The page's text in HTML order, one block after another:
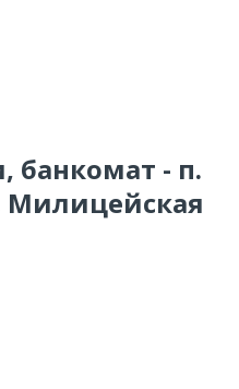
банкомат - п.
Милицейская